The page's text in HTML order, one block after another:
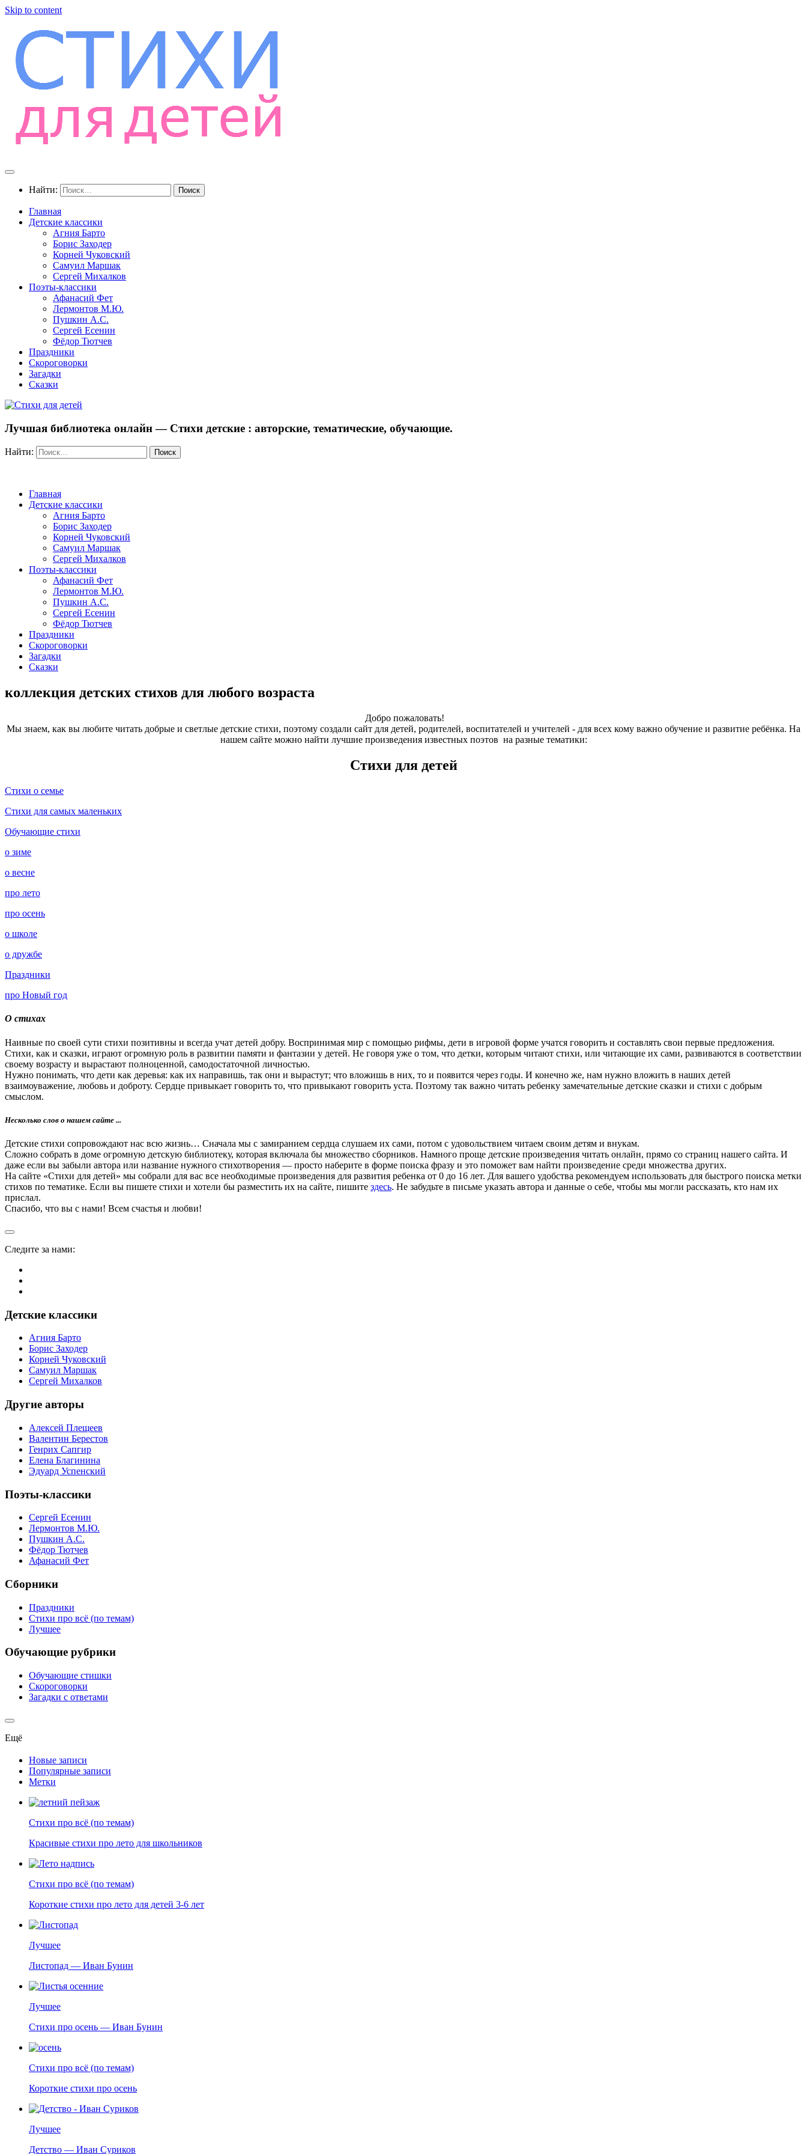
Skip to content
Найти:
Главная
Детские классики
Агния Барто
Борис Заходер
Корней Чуковский
Самуил Маршак
Сергей Михалков
Поэты-классики
Афанасий Фет
Лермонтов М.Ю.
Пушкин А.С.
Сергей Есенин
Фёдор Тютчев
Праздники
Скороговорки
Загадки
Сказки
Лучшая библиотека онлайн — Стихи детские : авторские, тематические, обучающие.
Найти:
Главная
Детские классики
Агния Барто
Борис Заходер
Корней Чуковский
Самуил Маршак
Сергей Михалков
Поэты-классики
Афанасий Фет
Лермонтов М.Ю.
Пушкин А.С.
Сергей Есенин
Фёдор Тютчев
Праздники
Скороговорки
Загадки
Сказки
коллекция детских стихов для любого возраста
Добро пожаловать!
Мы знаем, как вы любите читать добрые и светлые детские стихи, поэтому создали сайт для детей, родителей, воспитателей и учителей - для всех кому важно обучение и развитие ребёнка. На
нашем сайте можно найти лучшие произведения известных поэтов на разные тематики:
Стихи для детей
Стихи о семье
Стихи для самых маленьких
Обучающие стихи
о зиме
о весне
про лето
про осень
о школе
о дружбе
Праздники
про Новый год
О стихах
Наивные по своей сути стихи позитивны и всегда учат детей добру. Воспринимая мир с помощью рифмы, дети в игровой форме учатся говорить и составлять свои первые предложения.
Стихи, как и сказки, играют огромную роль в развитии памяти и фантазии у детей. Не говоря уже о том, что детки, которым читают стихи, или читающие их сами, развиваются в соответствии
своему возрасту и вырастают полноценной, самодостаточной личностью.
Нужно понимать, что дети как деревья: как их направишь, так они и вырастут; что вложишь в них, то и появится через годы. И конечно же, нам нужно вложить в наших детей
взаимоуважение, любовь и доброту. Сердце привыкает говорить то, что привыкают говорить уста. Поэтому так важно читать ребенку замечательные детские сказки и стихи с добрым
смыслом.
Несколько слов о нашем сайте ...
Детские стихи сопровождают нас всю жизнь… Сначала мы с замиранием сердца слушаем их сами, потом с удовольствием читаем своим детям и внукам.
Сложно собрать в доме огромную детскую библиотеку, которая включала бы множество сборников. Намного проще детские произведения читать онлайн, прямо со страниц нашего сайта. И
даже если вы забыли автора или название нужного стихотворения — просто наберите в форме поиска фразу и это поможет вам найти произведение среди множества других.
На сайте «Стихи для детей» мы собрали для вас все необходимые произведения для развития ребенка от 0 до 16 лет. Для вашего удобства рекомендуем использовать для быстрого поиска метки
стихов по тематике. Если вы пишете стихи и хотели бы разместить их на сайте, пишите здесь. Не забудьте в письме указать автора и данные о себе, чтобы мы могли рассказать, кто нам их
прислал.
Спасибо, что вы с нами! Всем счастья и любви!
Следите за нами:
Детские классики
Агния Барто
Борис Заходер
Корней Чуковский
Самуил Маршак
Сергей Михалков
Другие авторы
Алексей Плещеев
Валентин Берестов
Генрих Сапгир
Елена Благинина
Эдуард Успенский
Поэты-классики
Сергей Есенин
Лермонтов М.Ю.
Пушкин А.С.
Фёдор Тютчев
Афанасий Фет
Сборники
Праздники
Стихи про всё (по темам)
Лучшее
Обучающие рубрики
Обучающие стишки
Скороговорки
Загадки с ответами
Ещё
Новые записи
Популярные записи
Метки
Стихи про всё (по темам)
Красивые стихи про лето для школьников
Стихи про всё (по темам)
Короткие стихи про лето для детей 3-6 лет
Лучшее
Листопад — Иван Бунин
Лучшее
Стихи про осень — Иван Бунин
Стихи про всё (по темам)
Короткие стихи про осень
Лучшее
Детство — Иван Суриков